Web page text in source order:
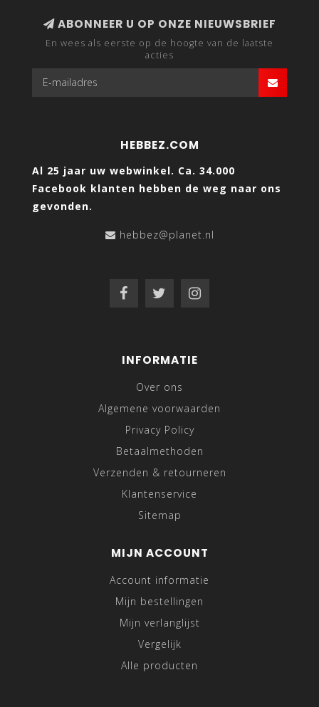
ABONNEER U OP ONZE NIEUWSBRIEF
En wees als eerste op de hoogte van de laatste
acties
HEBBEZ.COM
Al 25 jaar uw webwinkel. Ca. 34.000
Facebook klanten hebben de weg naar ons
gevonden.
hebbez@planet.nl
INFORMATIE
Over ons
Algemene voorwaarden
Privacy Policy
Betaalmethoden
Verzenden & retourneren
Klantenservice
Sitemap
MIJN ACCOUNT
Account informatie
Mijn bestellingen
Mijn verlanglijst
Vergelijk
Alle producten